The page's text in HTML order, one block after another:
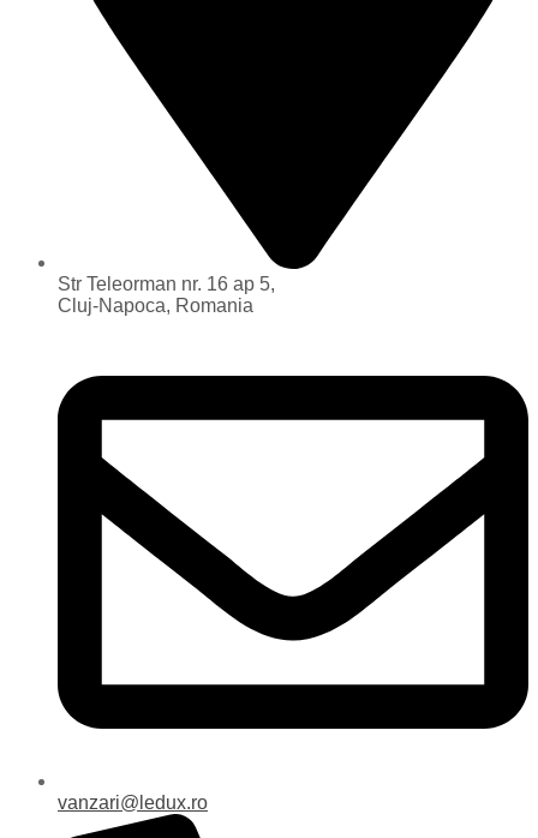
Str Teleorman nr. 16 ap 5,
Cluj-Napoca, Romania
vanzari@ledux.ro